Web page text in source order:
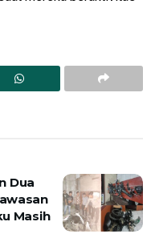
Dua
Masih